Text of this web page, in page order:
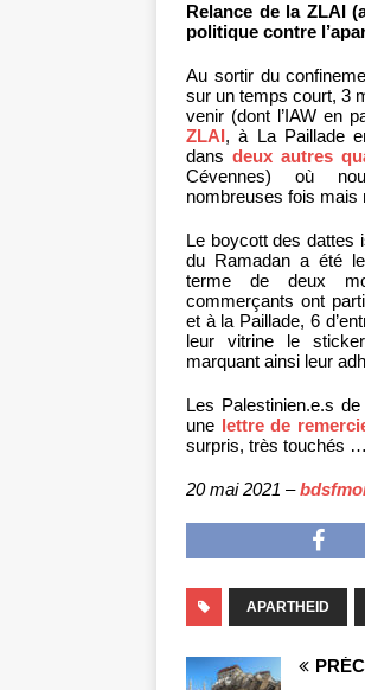
Relance de la ZLAI
politique contre
Au sortir du
sur un temps court, 3
venir (dont l’IAW en
ZLAI, à La Paillade
dans deux autres
Cévennes) où
nombreuses fois mais
Le boycott des dattes
du Ramadan a été
terme de deux
commerçants ont
et à la Paillade, 6
leur vitrine le
marquant ainsi leur
Les Palestinien.e.s
une lettre de
surpris, très touchés …
20 mai 2021 –
APARTHEID